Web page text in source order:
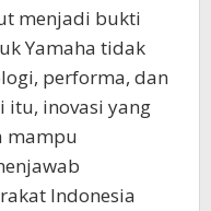
menjadi bukti
Yamaha tidak
performa, dan
itu, inovasi yang
mampu
Indonesia